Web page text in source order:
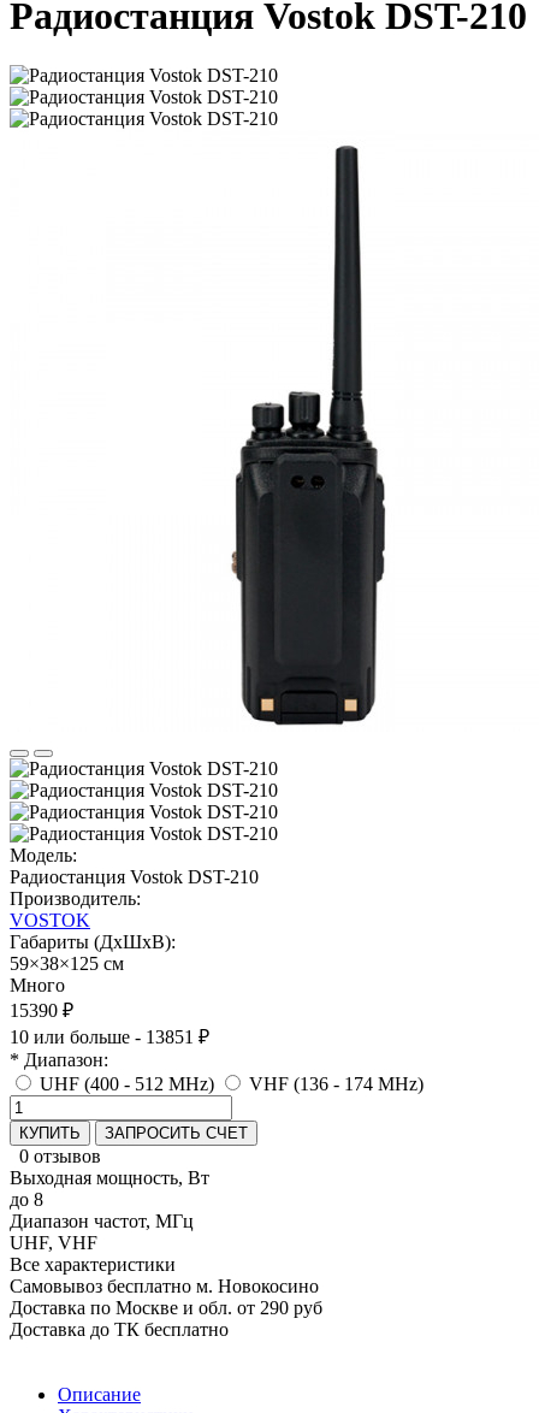
Радиостанция Vostok DST-210
Модель:
Радиостанция Vostok DST-210
Производитель:
VOSTOK
Габариты (ДхШхВ):
59×38×125 см
Много
15390 ₽
10 или больше - 13851 ₽
* Диапазон:
UHF (400 - 512 MHz)
VHF (136 - 174 MHz)
КУПИТЬ ЗАПРОСИТЬ СЧЕТ
0 отзывов
Выходная мощность, Вт
до 8
Диапазон частот, МГц
UHF, VHF
Все характеристики
Самовывоз бесплатно м. Новокосино
Доставка по Москве и обл. от 290 руб
Доставка до ТК бесплатно
Описание